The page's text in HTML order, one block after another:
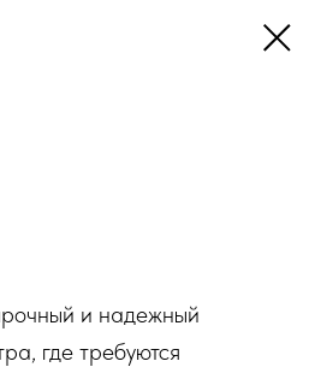
и надежный
где требуются